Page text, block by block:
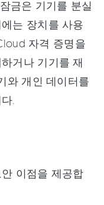
금은 기기를 분실
는 장치를 사용
자격 증명을
거나 기기를 재
와 개인 데이터를
.
이점을 제공합